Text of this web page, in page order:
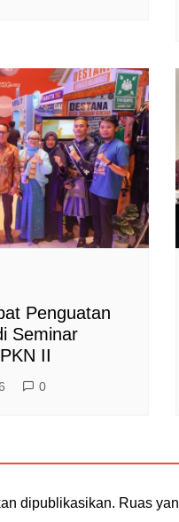
Penguatan
Seminar
II
0
dipublikasikan. Ruas